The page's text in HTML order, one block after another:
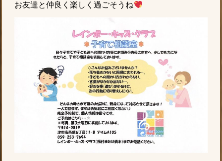
お友達と仲良く楽しく過ごそうね